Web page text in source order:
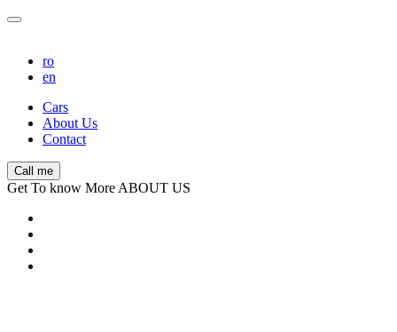
ro
en
Cars
About Us
Contact
Call me
Get To know More ABOUT US